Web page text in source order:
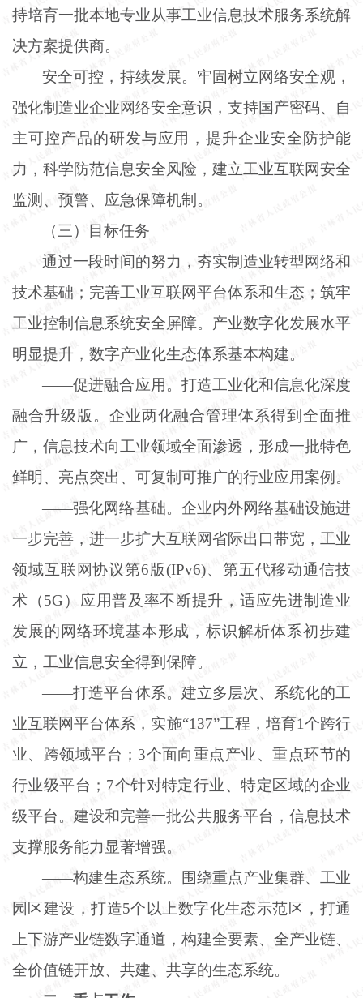
持培育一批本地专业从事工业信息技术服务系统解
决方案提供商。
安全可控，持续发展。牢固树立网络安全观，
强化制造业企业网络安全意识，支持国产密码、自
主可控产品的研发与应用，提升企业安全防护能
力，科学防范信息安全风险，建立工业互联网安全
监测、预警、应急保障机制。
（三）目标任务
通过一段时间的努力，夯实制造业转型网络和
技术基础；完善工业互联网平台体系和生态；筑牢
工业控制信息系统安全屏障。产业数字化发展水平
明显提升，数字产业化生态体系基本构建。
——促进融合应用。打造工业化和信息化深度
融合升级版。企业两化融合管理体系得到全面推
广，信息技术向工业领域全面渗透，形成一批特色
鲜明、亮点突出、可复制可推广的行业应用案例。
——强化网络基础。企业内外网络基础设施进
一步完善，进一步扩大互联网省际出口带宽，工业
领域互联网协议第6版(IPv6)、第五代移动通信技
术（5G）应用普及率不断提升，适应先进制造业
发展的网络环境基本形成，标识解析体系初步建
立，工业信息安全得到保障。
——打造平台体系。建立多层次、系统化的工
业互联网平台体系，实施“137”工程，培育1个跨行
业、跨领域平台；3个面向重点产业、重点环节的
行业级平台；7个针对特定行业、特定区域的企业
级平台。建设和完善一批公共服务平台，信息技术
支撑服务能力显著增强。
——构建生态系统。围绕重点产业集群、工业
园区建设，打造5个以上数字化生态示范区，打通
上下游产业链数字通道，构建全要素、全产业链、
全价值链开放、共建、共享的生态系统。